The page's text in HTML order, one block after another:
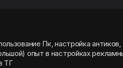
Пк, настройка
опыт в настройках
ТГ